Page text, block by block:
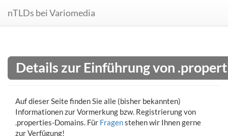
nTLDs bei Variomedia
Details zur Einführung von
Auf dieser Seite finden Sie alle (bisher bekannten)
Informationen zur Vormerkung bzw. Registrierung von
.properties-Domains. Für Fragenstehen wir Ihnen gerne
zur Verfügung!